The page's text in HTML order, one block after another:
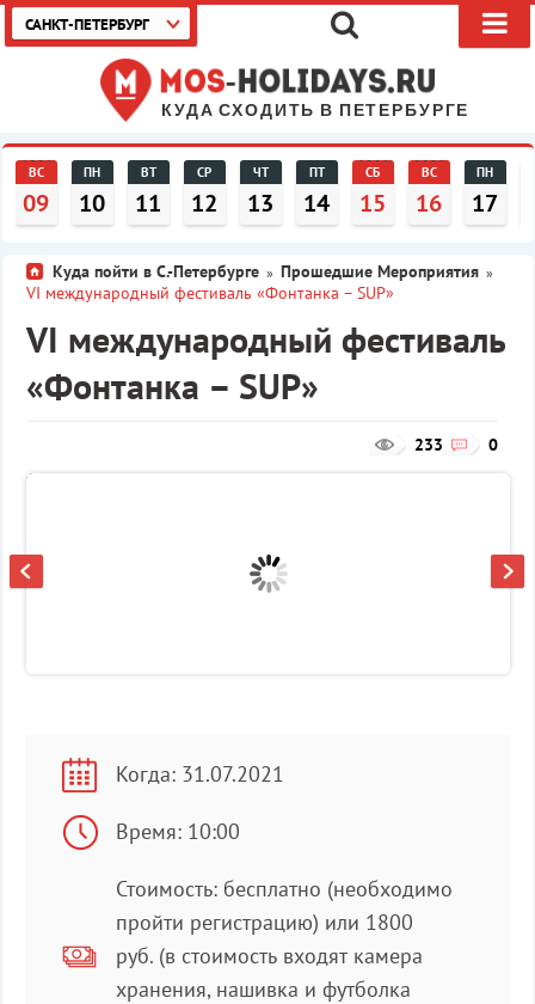
КУДА СХОДИТЬ В ПЕТЕРБУРГЕ
САНКТ-ПЕТЕРБУРГ
ВС
09
ПН
10
ВТ
11
СР
12
ЧТ
13
ПТ
14
СБ
15
ВС
16
ПН
17
Куда пойти в С.-Петербурге » Прошедшие Мероприятия »
VI международный фестиваль «Фонтанка – SUP»
VI международный фестиваль
«Фонтанка – SUP»
0
233
Когда: 31.07.2021
Время: 10:00
Стоимость: бесплатно (необходимо
пройти регистрацию) или 1800
руб. (в стоимость входят камера
хранения, нашивка и футболка